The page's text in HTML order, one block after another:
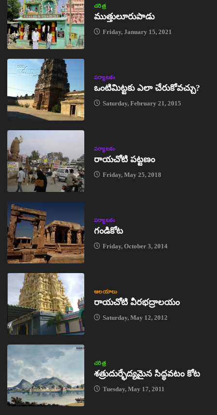
చరిత్ర
ముత్తులూరుపాడు
Friday, January 15, 2021
పర్యాటకం
ఒంటిమిట్టకు ఎలా చేరుకోవచ్చు?
Saturday, February 21, 2015
పర్యాటకం
రాయచోటి పట్టణం
Friday, May 25, 2018
పర్యాటకం
గండికోట
Friday, October 3, 2014
ఆలయాలు
రాయచోటి వీరభద్రాలయం
Saturday, May 12, 2012
చరిత్ర
శత్రుదుర్భేద్యమైన సిద్ధవటం కోట
Tuesday, May 17, 2011